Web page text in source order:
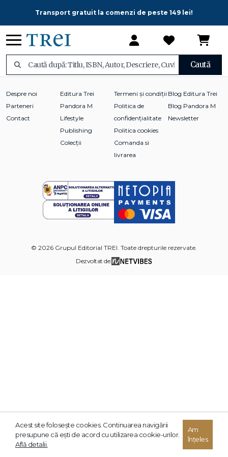
Transport gratuit la comenzi de peste 149 lei!
Caută
Despre noi
Parteneri
Contact
Editura Trei
Pandora M
Lifestyle
Publishing
Colecții
Termeni și condiții
Politica de
confidențialitate
Politica cookies
Comanda si
livrarea
Blog Editura Trei
Blog Pandora M
Newsletter
© 2026 Grupul Editorial TREI. Toate drepturile rezervate.
Dezvoltat de:
Acest site foloseşte cookies. Continuarea navigării
presupune că eşti de acord cu utilizarea cookie-urilor.
Află detalii.
Am
înțeles